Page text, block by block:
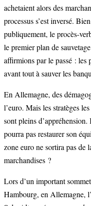
achetaient alors des
processus s’est inversé.
publiquement, le procès-
le premier plan de
affirmions par le passé : les
avant tout à sauver les
En Allemagne, des
l’euro. Mais les stratèges
sont pleins
pourra pas restaurer son
zone euro ne sortira pas de
marchandises ?
Lors d’un important
Hambourg, en Allemagne,